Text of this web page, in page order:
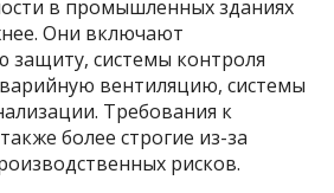
в промышленных зданиях
Они включают
системы контроля
вентиляцию, системы
Требования к
более строгие из-за
рисков.